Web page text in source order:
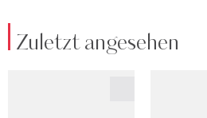
Zuletzt angesehen